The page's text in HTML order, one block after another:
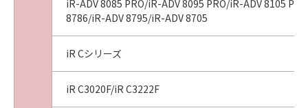
iR-ADV 8085 PRO/iR-ADV 8095 PRO/iR-ADV 8105
8786/iR-ADV 8795/iR-ADV 8705
iR Cシリーズ
iR C3020F/iR C3222F